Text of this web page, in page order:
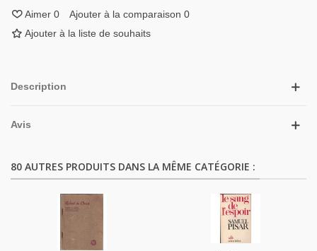
Aimer 0 Ajouter à la comparaison 0
Ajouter à la liste de souhaits
Description
Avis
80 AUTRES PRODUITS DANS LA MÊME CATÉGORIE :